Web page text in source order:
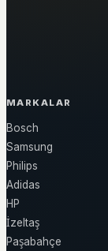
MARKALAR
Bosch
Samsung
Philips
Adidas
HP
İzeltaş
Paşabahçe